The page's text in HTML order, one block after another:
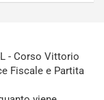
- Corso Vittorio
Fiscale e Partita